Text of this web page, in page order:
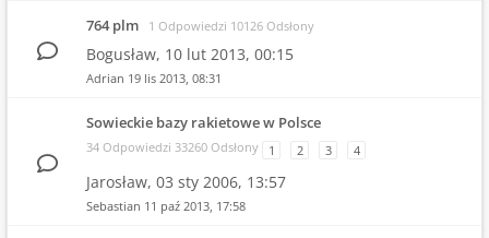
764 plm 1 Odpowiedzi 10126 Odsłony
Bogusław, 10 lut 2013, 00:15
Adrian 19 lis 2013, 08:31
Sowieckie bazy rakietowe w Polsce
34 Odpowiedzi 33260 Odsłony 1 2 3 4
Jarosław, 03 sty 2006, 13:57
Sebastian 11 paź 2013, 17:58